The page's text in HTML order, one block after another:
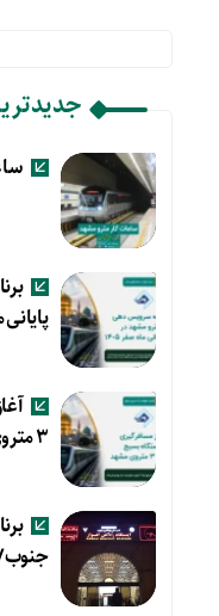
پایانی
۳ متروی مشهد
جنوب/